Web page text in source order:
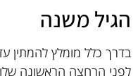
הגיל משנה
לפני הרחצה הראשונה